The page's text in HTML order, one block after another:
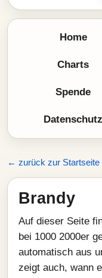
Home
Charts
Spende
Datenschutz
← zurück zur Startseite
Brandy
Auf dieser Seite
bei 1000 2000er
automatisch aus
zeigt auch, wann